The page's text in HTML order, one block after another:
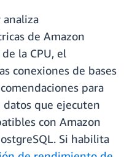
de Amazon
la CPU, el
conexiones de bases
para
datos que ejecuten
con Amazon
Si habilita